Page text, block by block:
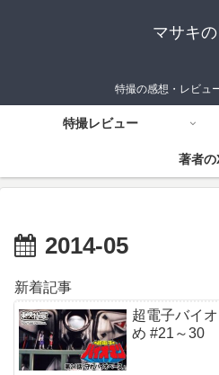
マサキ
特撮の感想・レビュ
特撮レビュー
著者の
2014-05
新着記事
超電子バイ
め #21～30